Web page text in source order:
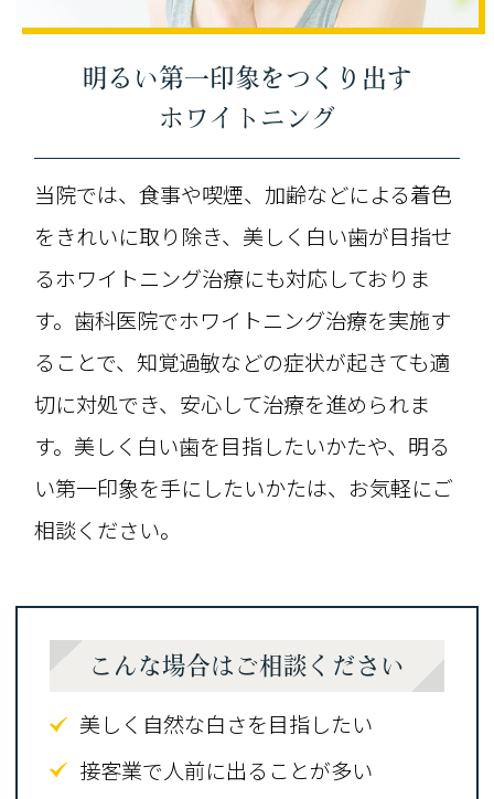
明るい第一印象をつくり出す
ホワイトニング
当院では、食事や喫煙、加齢などによる着色
をきれいに取り除き、美しく白い歯が目指せ
るホワイトニング治療にも対応しておりま
す。歯科医院でホワイトニング治療を実施す
ることで、知覚過敏などの症状が起きても適
切に対処でき、安心して治療を進められま
す。美しく白い歯を目指したいかたや、明る
い第一印象を手にしたいかたは、お気軽にご
相談ください。
こんな場合はご相談ください
美しく自然な白さを目指したい
接客業で人前に出ることが多い